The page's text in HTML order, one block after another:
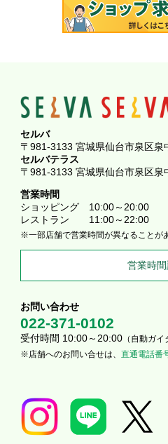
セルバ
〒981-3133 宮城県仙台市泉区泉
セルバテラス
〒981-3133 宮城県仙台市泉区泉
営業時間
ショッピング
10:00～20:00
レストラン
11:00～22:00
一部店舗で営業時間が異なることが
営業時
お問い合わせ
022-371-0102
受付時間 10:00～20:00（自動ガイ
店舗へのお問い合せは、 直通電話番